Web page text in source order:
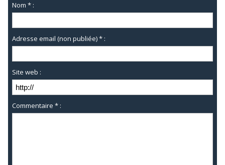
Nom * :
Adresse email (non publiée) * :
Site web :
Commentaire * :